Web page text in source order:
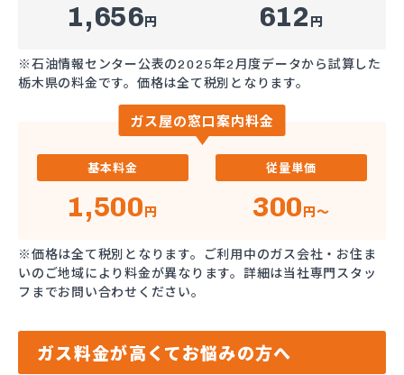
1,656円 612 円
※石油情報センター公表の2025年2月度データから試算した
栃木県の料金です。価格は全て税別となります。
ガス屋の窓口案内料金
基本料金
1,500円
従量単価
300円～
※価格は全て税別となります。ご利用中のガス会社・お住ま
いのご地域により料金が異なります。詳細は当社専門スタッ
フまでお問い合わせください。
ガス料金が高くてお悩みの方へ